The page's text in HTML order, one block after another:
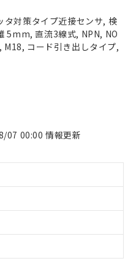
タ対策タイプ近接センサ, 検
5mm, 直流3線式, NPN, NO
M18, コード引き出しタイプ,
07 00:00 情報更新